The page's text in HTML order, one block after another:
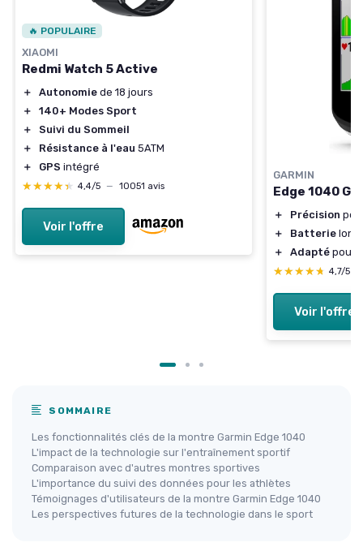
🔥 POPULAIRE
XIAOMI
Redmi Watch 5 Active
＋ Autonomie de 18 jours
＋
140+ Modes Sport
＋
Suivi du Sommeil
＋
Résistance à l'eau 5ATM
＋
GPS intégré
★★★★★
★★★★★ 4,4/5 — 10051 avis
Voir l'offre
GARMIN
Edge 1040
＋ Précision
＋
Batterie
＋
Adapté pour
★★★★★
★★★★★ 4,7/5
Voir l'offre
SOMMAIRE
Les fonctionnalités clés de la montre Garmin Edge 1040
L'impact de la technologie sur l'entraînement sportif
Comparaison avec d'autres montres sportives
L'importance du suivi des données pour les athlètes
Témoignages d'utilisateurs de la montre Garmin Edge 1040
Les perspectives futures de la technologie dans le sport